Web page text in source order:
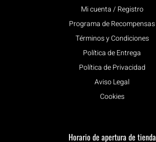
Mi cuenta / Registro
Programa de Recompensas
Términos y Condiciones
Política de Entrega
Política de Privacidad
Aviso Legal
Cookies
Horario de apertura de tienda